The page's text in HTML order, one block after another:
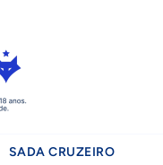
SADA CRUZEIRO